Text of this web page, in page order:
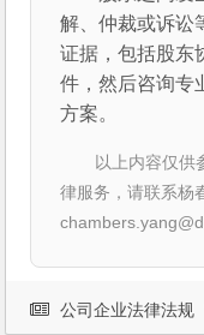
解、仲裁或诉讼
证据，包括股东
件，然后咨询专
方案。
以上内容仅供
律服务，请联系杨
公司企业法律法规